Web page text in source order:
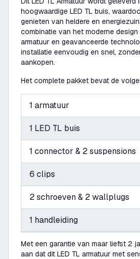
hoogwaardige LED TL buis,
genieten van heldere en
combinatie van het moderne design
armatuur en geavanceerde
installatie eenvoudig en snel,
aankopen.
Het complete pakket bevat de
1 armatuur
1 LED TL buis
1 connector & 2 suspensions
6 clips
2 schroeven & 2 wallplugs
1 handleiding
Met een garantie van maar liefst 2
aan dat dit LED TL armatuur met